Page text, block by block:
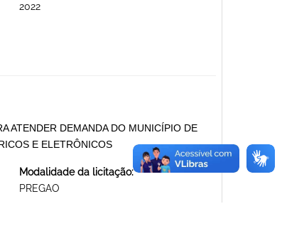
2022
ATENDER DEMANDA DO MUNICÍPIO DE
E ELETRÔNICOS
Modalidade da licitação:
PREGAO